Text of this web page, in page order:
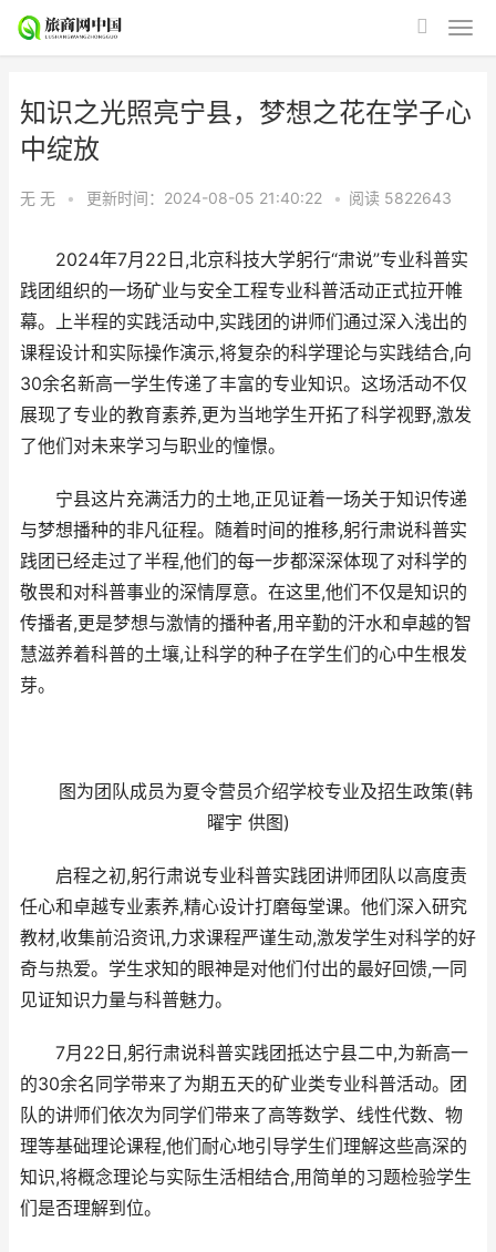
知识之光照亮宁县，梦想之花在学子心
中绽放
无 无 • 更新时间：2024-08-05 21:40:22 • 阅读 5822643
2024年7月22日,北京科技大学躬行“肃说”专业科普实
践团组织的一场矿业与安全工程专业科普活动正式拉开帷
幕。上半程的实践活动中,实践团的讲师们通过深入浅出的
课程设计和实际操作演示,将复杂的科学理论与实践结合,向
30余名新高一学生传递了丰富的专业知识。这场活动不仅
展现了专业的教育素养,更为当地学生开拓了科学视野,激发
了他们对未来学习与职业的憧憬。
宁县这片充满活力的土地,正见证着一场关于知识传递
与梦想播种的非凡征程。随着时间的推移,躬行肃说科普实
践团已经走过了半程,他们的每一步都深深体现了对科学的
敬畏和对科普事业的深情厚意。在这里,他们不仅是知识的
传播者,更是梦想与激情的播种者,用辛勤的汗水和卓越的智
慧滋养着科普的土壤,让科学的种子在学生们的心中生根发
芽。
图为团队成员为夏令营员介绍学校专业及招生政策(韩
曜宇 供图)
启程之初,躬行肃说专业科普实践团讲师团队以高度责
任心和卓越专业素养,精心设计打磨每堂课。他们深入研究
教材,收集前沿资讯,力求课程严谨生动,激发学生对科学的好
奇与热爱。学生求知的眼神是对他们付出的最好回馈,一同
见证知识力量与科普魅力。
7月22日,躬行肃说科普实践团抵达宁县二中,为新高一
的30余名同学带来了为期五天的矿业类专业科普活动。团
队的讲师们依次为同学们带来了高等数学、线性代数、物
理等基础理论课程,他们耐心地引导学生们理解这些高深的
知识,将概念理论与实际生活相结合,用简单的习题检验学生
们是否理解到位。